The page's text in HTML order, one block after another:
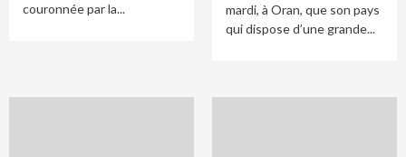
couronnée par la...
mardi, à Oran, que son pays
qui dispose d’une grande...